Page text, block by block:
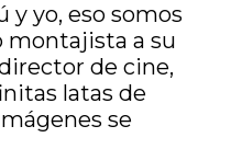
y yo, eso somos
montajista a su
de cine,
latas de
se